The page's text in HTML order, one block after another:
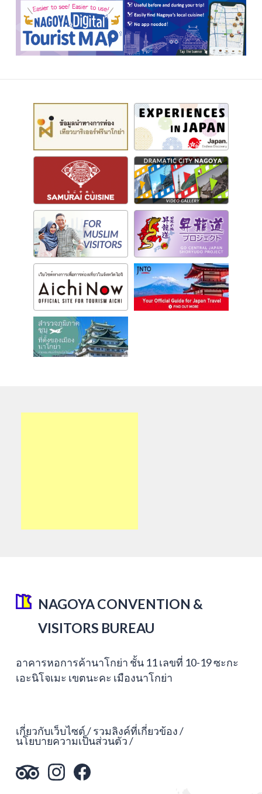
NAGOYA CONVENTION &
VISITORS BUREAU
อาคารหอการค้านาโกย่า ชั้น 11 เลขที่ 10-19 ซะกะ
เอะนิโจเมะ เขตนะคะ เมืองนาโกย่า
เกี่ยวกับเว็บไซต์ รวมลิงค์ที่เกี่ยวข้อง
นโยบายความเป็นส่วนตัว